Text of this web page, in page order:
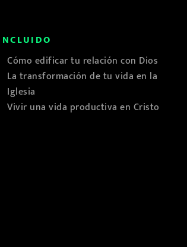
Cómo edificar tu relación con Dios
La transformación de tu vida en la
Iglesia
Vivir una vida productiva en Cristo